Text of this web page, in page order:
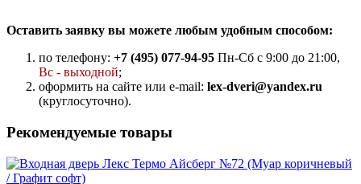
Оставить заявку вы можете любым удобным способом:
по телефону: +7 (495) 077-94-95 Пн-Сб с 9:00 до 21:00,
Вс - выходной;
оформить на сайте или e-mail: lex-dveri@yandex.ru
(круглосуточно).
Рекомендуемые товары